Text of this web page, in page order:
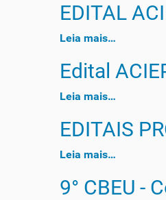
EDITAL
Leia mais…
Edital
Leia mais…
EDITAIS
Leia mais…
9° CBEU -